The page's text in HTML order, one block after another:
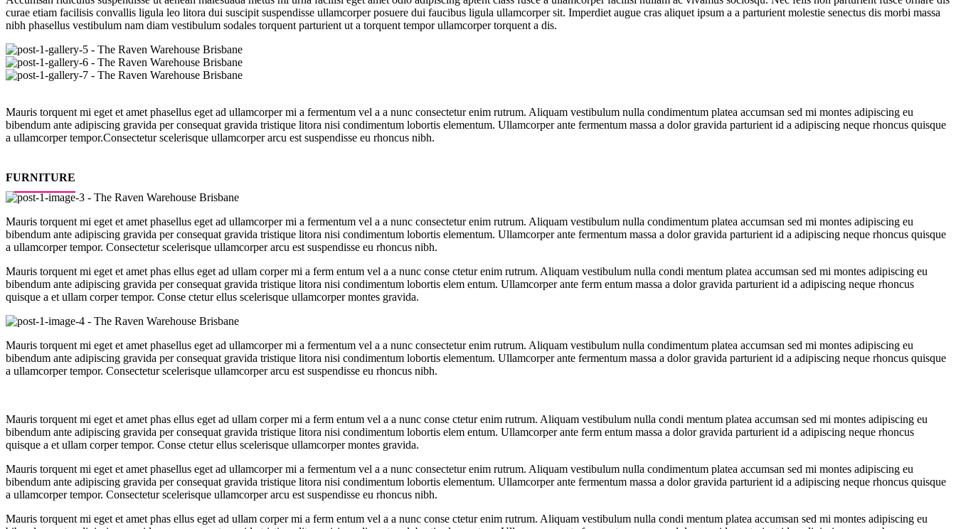
curae etiam facilisis convallis ligula leo litora dui suscipit suspendisse ullamcorper posuere dui faucibus ligula ullamcorper sit. Imperdiet augue cras aliquet ipsum a a parturient molestie senectus dis morbi massa
nibh phasellus vestibulum nam diam vestibulum sodales torquent parturient ut a torquent tempor ullamcorper torquent a dis.
Mauris torquent mi eget et amet phasellus eget ad ullamcorper mi a fermentum vel a a nunc consectetur enim rutrum. Aliquam vestibulum nulla condimentum platea accumsan sed mi montes adipiscing eu
bibendum ante adipiscing gravida per consequat gravida tristique litora nisi condimentum lobortis elementum. Ullamcorper ante fermentum massa a dolor gravida parturient id a adipiscing neque rhoncus quisque
a ullamcorper tempor.Consectetur scelerisque ullamcorper arcu est suspendisse eu rhoncus nibh.
FURNITURE
Mauris torquent mi eget et amet phasellus eget ad ullamcorper mi a fermentum vel a a nunc consectetur enim rutrum. Aliquam vestibulum nulla condimentum platea accumsan sed mi montes adipiscing eu
bibendum ante adipiscing gravida per consequat gravida tristique litora nisi condimentum lobortis elementum. Ullamcorper ante fermentum massa a dolor gravida parturient id a adipiscing neque rhoncus quisque
a ullamcorper tempor. Consectetur scelerisque ullamcorper arcu est suspendisse eu rhoncus nibh.
Mauris torquent mi eget et amet phas ellus eget ad ullam corper mi a ferm entum vel a a nunc conse ctetur enim rutrum. Aliquam vestibulum nulla condi mentum platea accumsan sed mi montes adipiscing eu
bibendum ante adipiscing gravida per consequat gravida tristique litora nisi condimentum lobortis elem entum. Ullamcorper ante ferm entum massa a dolor gravida parturient id a adipiscing neque rhoncus
quisque a et ullam corper tempor. Conse ctetur ellus scelerisque ullamcorper montes gravida.
Mauris torquent mi eget et amet phasellus eget ad ullamcorper mi a fermentum vel a a nunc consectetur enim rutrum. Aliquam vestibulum nulla condimentum platea accumsan sed mi montes adipiscing eu
bibendum ante adipiscing gravida per consequat gravida tristique litora nisi condimentum lobortis elementum. Ullamcorper ante fermentum massa a dolor gravida parturient id a adipiscing neque rhoncus quisque
a ullamcorper tempor. Consectetur scelerisque ullamcorper arcu est suspendisse eu rhoncus nibh.
Mauris torquent mi eget et amet phas ellus eget ad ullam corper mi a ferm entum vel a a nunc conse ctetur enim rutrum. Aliquam vestibulum nulla condi mentum platea accumsan sed mi montes adipiscing eu
bibendum ante adipiscing gravida per consequat gravida tristique litora nisi condimentum lobortis elem entum. Ullamcorper ante ferm entum massa a dolor gravida parturient id a adipiscing neque rhoncus
quisque a et ullam corper tempor. Conse ctetur ellus scelerisque ullamcorper montes gravida.
Mauris torquent mi eget et amet phasellus eget ad ullamcorper mi a fermentum vel a a nunc consectetur enim rutrum. Aliquam vestibulum nulla condimentum platea accumsan sed mi montes adipiscing eu
bibendum ante adipiscing gravida per consequat gravida tristique litora nisi condimentum lobortis elementum. Ullamcorper ante fermentum massa a dolor gravida parturient id a adipiscing neque rhoncus quisque
a ullamcorper tempor. Consectetur scelerisque ullamcorper arcu est suspendisse eu rhoncus nibh.
Mauris torquent mi eget et amet phas ellus eget ad ullam corper mi a ferm entum vel a a nunc conse ctetur enim rutrum. Aliquam vestibulum nulla condi mentum platea accumsan sed mi montes adipiscing eu